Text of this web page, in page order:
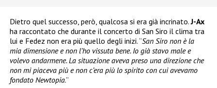
Dietro quel successo, però, qualcosa si era già incrinato.J-Ax
ha raccontato che durante il concerto di San Siro il clima tra
lui e Fedez non era più quello degli inizi. “San Siro non è la
mia dimensione e non l’ho vissuta bene. Io già stavo male e
volevo andarmene. La situazione aveva preso una direzione che
non mi piaceva più e non c’era più lo spirito con cui avevamo
fondato Newtopia.”